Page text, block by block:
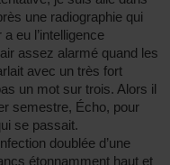
une radiographie qui
eu l’intelligence
assez alarmé quand les
avec un très fort
un mot sur trois. Alors il
semestre, Écho, pour
se passait.
doublée d’une
étonnamment haut et